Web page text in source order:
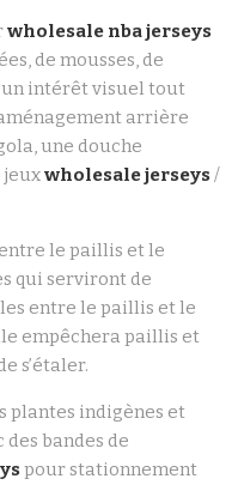
wholesale nba jerseys
de mousses, de
un intérêt visuel tout
arrière
une douche
jeuxwholesale jerseys/
le paillis et le
qui serviront de
entre le paillis et le
empêchera paillis et
s’étaler.
plantes indigènes et
des bandes de
pour stationnement